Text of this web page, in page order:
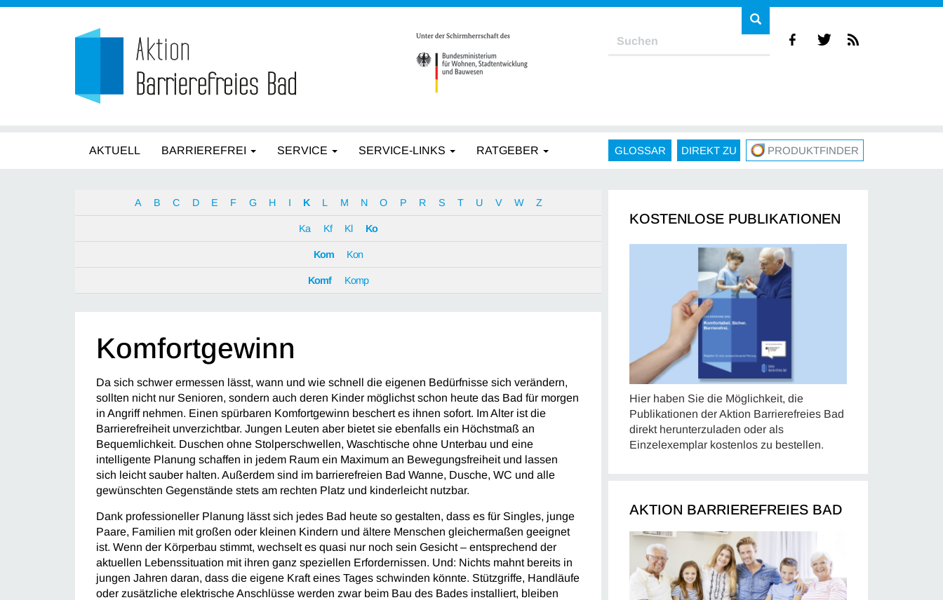
AKTUELL BARRIEREFREI SERVICE SERVICE-LINKS RATGEBER GLOSSAR DIREKT ZU PRODUKTFINDER
A B C D E F G H I K L M N O P R S T U V W Z
Ka Kf Kl Ko
Kom Kon
Komf Komp
Komfortgewinn
Da sich schwer ermessen lässt, wann und wie schnell die eigenen Bedürfnisse sich verändern,
sollten nicht nur Senioren, sondern auch deren Kinder möglichst schon heute das Bad für morgen
in Angriff nehmen. Einen spürbaren Komfortgewinn beschert es ihnen sofort. Im Alter ist die
Barrierefreiheit unverzichtbar. Jungen Leuten aber bietet sie ebenfalls ein Höchstmaß an
Bequemlichkeit. Duschen ohne Stolperschwellen, Waschtische ohne Unterbau und eine
intelligente Planung schaffen in jedem Raum ein Maximum an Bewegungsfreiheit und lassen
sich leicht sauber halten. Außerdem sind im barrierefreien Bad Wanne, Dusche, WC und alle
gewünschten Gegenstände stets am rechten Platz und kinderleicht nutzbar.
Dank professioneller Planung lässt sich jedes Bad heute so gestalten, dass es für Singles, junge
Paare, Familien mit großen oder kleinen Kindern und ältere Menschen gleichermaßen geeignet
ist. Wenn der Körperbau stimmt, wechselt es quasi nur noch sein Gesicht – entsprechend der
aktuellen Lebenssituation mit ihren ganz speziellen Erfordernissen. Und: Nichts mahnt bereits in
jungen Jahren daran, dass die eigene Kraft eines Tages schwinden könnte. Stützgriffe, Handläufe
oder zusätzliche elektrische Anschlüsse werden zwar beim Bau des Bades installiert, bleiben
KOSTENLOSE PUBLIKATIONEN
Hier haben Sie die Möglichkeit, die
Publikationen der Aktion Barrierefreies Bad
direkt herunterzuladen oder als
Einzelexemplar kostenlos zu bestellen.
AKTION BARRIEREFREIES BAD